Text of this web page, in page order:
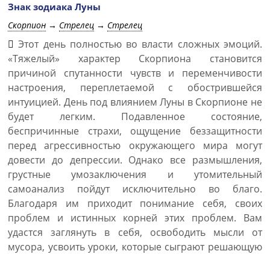
Знак зодиака Луны
Скорпион → Стрелец → Стрелец
Этот день полностью во власти сложных эмоций.
«Тяжелый» характер Скорпиона становится
причиной спутанности чувств и переменчивости
настроения, переплетаемой с обострившейся
интуицией. День под влиянием Луны в Скорпионе не
будет легким. Подавленное состояние,
беспричинные страхи, ощущение беззащитности
перед агрессивностью окружающего мира могут
довести до депрессии. Однако все размышления,
грустные умозаключения и утомительный
самоанализ пойдут исключительно во благо.
Благодаря им приходит понимание себя, своих
проблем и истинных корней этих проблем. Вам
удастся заглянуть в себя, освободить мысли от
мусора, усвоить уроки, которые сыграют решающую